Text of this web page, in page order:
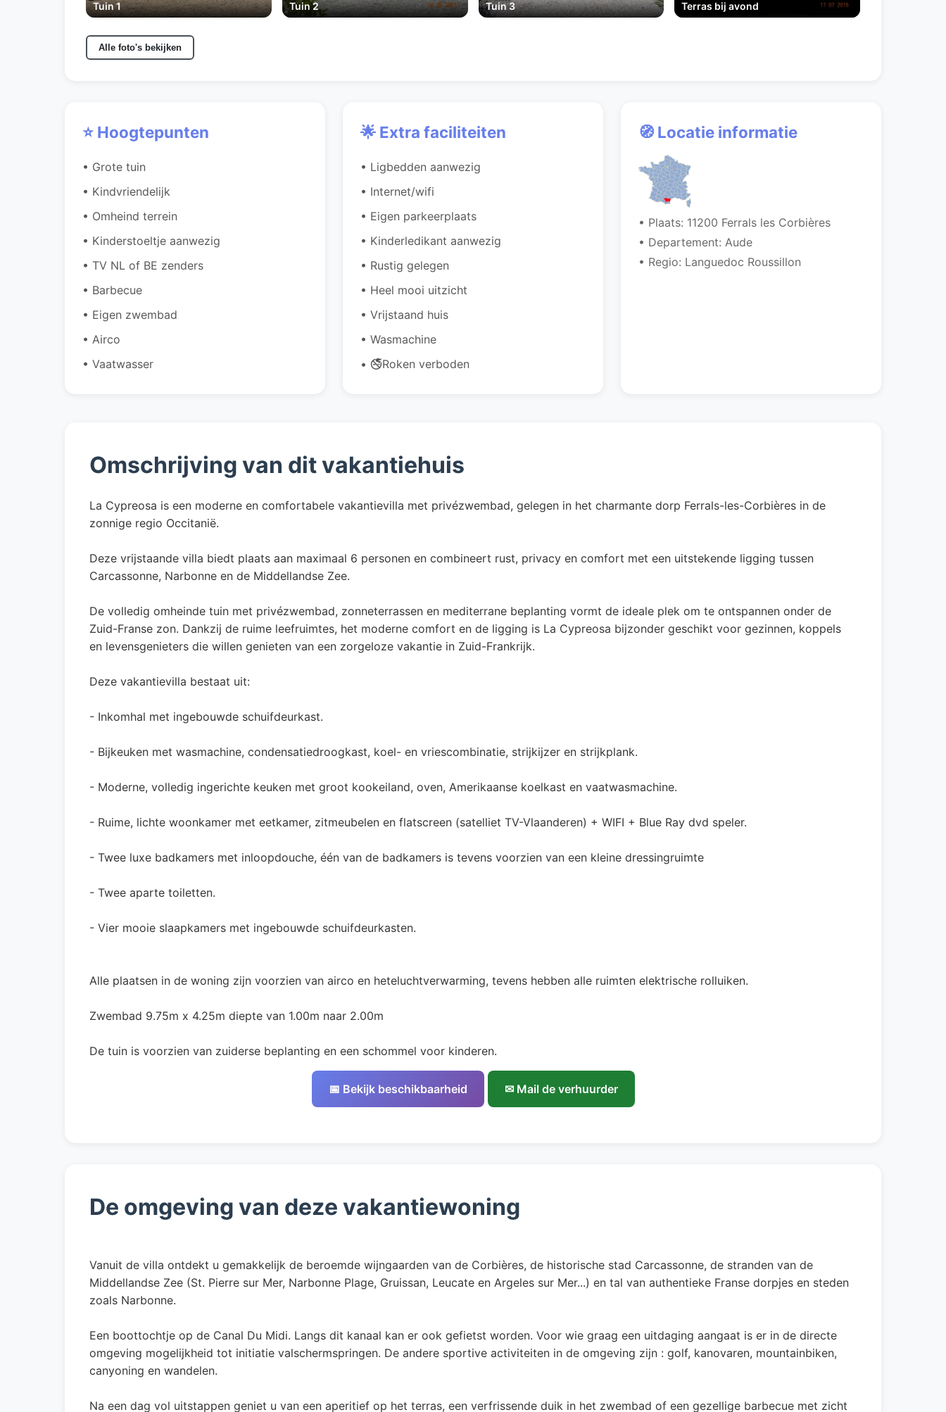
Tuin 1 Tuin 2 Tuin 3 Terras bij avond
Alle foto's bekijken
⭐ Hoogtepunten
• Grote tuin
• Kindvriendelijk
• Omheind terrein
• Kinderstoeltje aanwezig
• TV NL of BE zenders
• Barbecue
• Eigen zwembad
• Airco
• Vaatwasser
🌟 Extra faciliteiten
• Ligbedden aanwezig
• Internet/wifi
• Eigen parkeerplaats
• Kinderledikant aanwezig
• Rustig gelegen
• Heel mooi uitzicht
• Vrijstaand huis
• Wasmachine
• 🚭Roken verboden
🧭 Locatie informatie
• Plaats: 11200 Ferrals les Corbières
• Departement: Aude
• Regio: Languedoc Roussillon
Omschrijving van dit vakantiehuis
La Cypreosa is een moderne en comfortabele vakantievilla met privézwembad, gelegen in het charmante dorp Ferrals-les-Corbières in de
zonnige regio Occitanië.
Deze vrijstaande villa biedt plaats aan maximaal 6 personen en combineert rust, privacy en comfort met een uitstekende ligging tussen
Carcassonne, Narbonne en de Middellandse Zee.
De volledig omheinde tuin met privézwembad, zonneterrassen en mediterrane beplanting vormt de ideale plek om te ontspannen onder de
Zuid-Franse zon. Dankzij de ruime leefruimtes, het moderne comfort en de ligging is La Cypreosa bijzonder geschikt voor gezinnen, koppels
en levensgenieters die willen genieten van een zorgeloze vakantie in Zuid-Frankrijk.
Deze vakantievilla bestaat uit:
- Inkomhal met ingebouwde schuifdeurkast.
- Bijkeuken met wasmachine, condensatiedroogkast, koel- en vriescombinatie, strijkijzer en strijkplank.
- Moderne, volledig ingerichte keuken met groot kookeiland, oven, Amerikaanse koelkast en vaatwasmachine.
- Ruime, lichte woonkamer met eetkamer, zitmeubelen en flatscreen (satelliet TV-Vlaanderen) + WIFI + Blue Ray dvd speler.
- Twee luxe badkamers met inloopdouche, één van de badkamers is tevens voorzien van een kleine dressingruimte
- Twee aparte toiletten.
- Vier mooie slaapkamers met ingebouwde schuifdeurkasten.
Alle plaatsen in de woning zijn voorzien van airco en heteluchtverwarming, tevens hebben alle ruimten elektrische rolluiken.
Zwembad 9.75m x 4.25m diepte van 1.00m naar 2.00m
De tuin is voorzien van zuiderse beplanting en een schommel voor kinderen.
📅 Bekijk beschikbaarheid ✉ Mail de verhuurder
De omgeving van deze vakantiewoning
Vanuit de villa ontdekt u gemakkelijk de beroemde wijngaarden van de Corbières, de historische stad Carcassonne, de stranden van de
Middellandse Zee (St. Pierre sur Mer, Narbonne Plage, Gruissan, Leucate en Argeles sur Mer...) en tal van authentieke Franse dorpjes en steden
zoals Narbonne.
Een boottochtje op de Canal Du Midi. Langs dit kanaal kan er ook gefietst worden. Voor wie graag een uitdaging aangaat is er in de directe
omgeving mogelijkheid tot initiatie valschermspringen. De andere sportive activiteiten in de omgeving zijn : golf, kanovaren, mountainbiken,
canyoning en wandelen.
Na een dag vol uitstappen geniet u van een aperitief op het terras, een verfrissende duik in het zwembad of een gezellige barbecue met zicht